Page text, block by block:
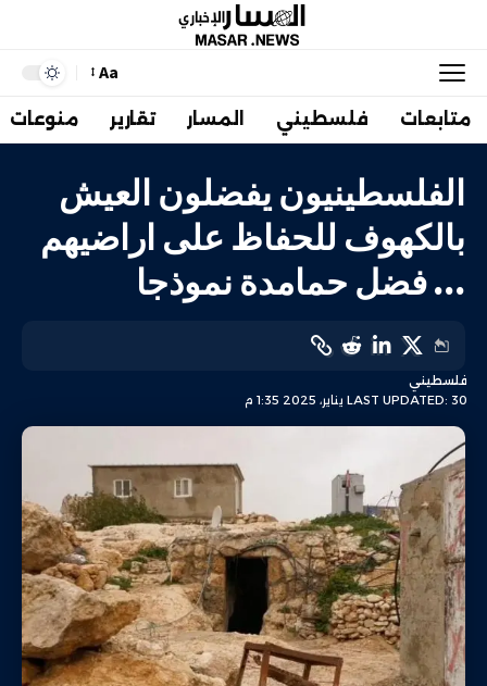
Aa
متابعات فلسطيني المسار تقارير منوعات
الفلسطينيون يفضلون العيش
بالكهوف للحفاظ على اراضيهم
… فضل حمامدة نموذجا
LAST UPDATED: 30 يناير، 2025 1:35 م
فلسطيني